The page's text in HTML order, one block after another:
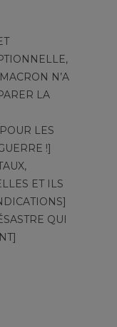
N’A
LA
LES
!]
ET ILS
QUI